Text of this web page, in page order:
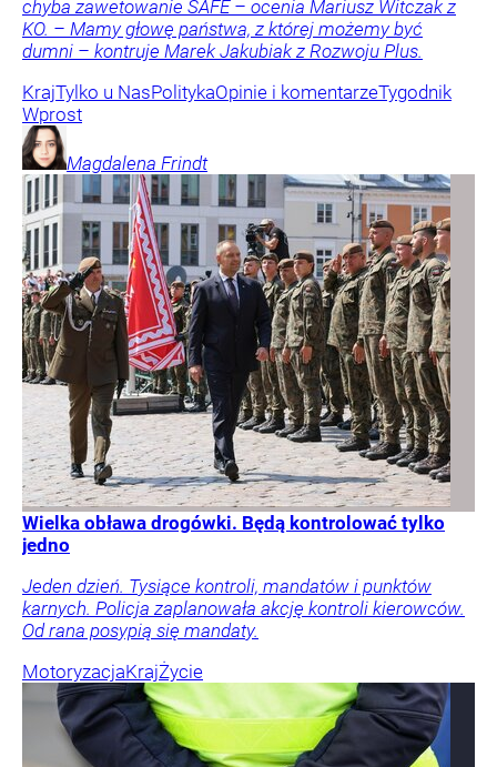
chyba zawetowanie SAFE – ocenia Mariusz Witczak z
KO. – Mamy głowę państwa, z której możemy być
dumni – kontruje Marek Jakubiak z Rozwoju Plus.
KrajTylko u NasPolitykaOpinie i komentarzeTygodnik
Wprost
Magdalena Frindt
Wielka obława drogówki. Będą kontrolować tylko
jedno
Jeden dzień. Tysiące kontroli, mandatów i punktów
karnych. Policja zaplanowała akcję kontroli kierowców.
Od rana posypią się mandaty.
MotoryzacjaKrajŻycie